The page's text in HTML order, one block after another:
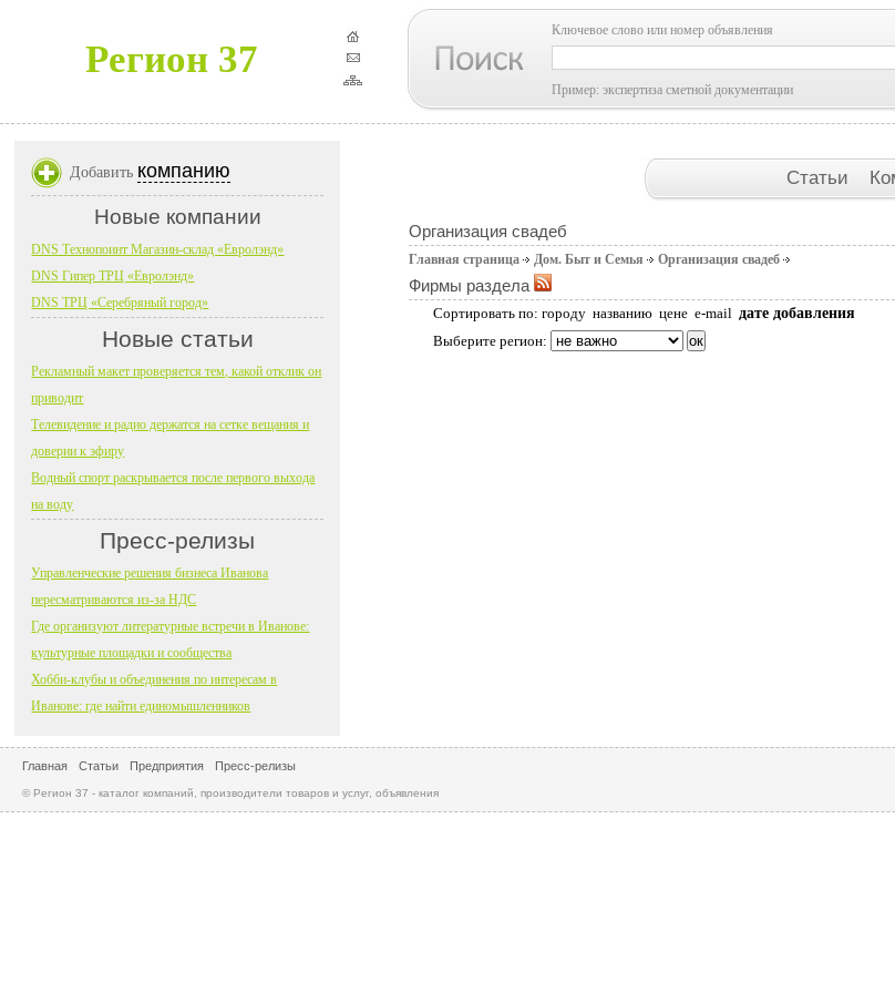
Регион 37
Ключевое слово или номер объявления
Пример: экспертиза сметной документации
Статьи
Организация свадеб
Главная страница Дом. Быт и Семья Организация свадеб
Фирмы раздела
Сортировать по: городу названию цене e-mail дате добавления
Выберите регион:
Добавить компанию
Новые компании
DNS Технопоинт Магазин-склад «Евролэнд»
DNS Гипер ТРЦ «Евролэнд»
DNS ТРЦ «Серебряный город»
Новые статьи
Рекламный макет проверяется тем, какой отклик он
приводит
Телевидение и радио держатся на сетке вещания и
доверии к эфиру
Водный спорт раскрывается после первого выхода
на воду
Пресс-релизы
Управленческие решения бизнеса Иванова
пересматриваются из-за НДС
Где организуют литературные встречи в Иванове:
культурные площадки и сообщества
Хобби-клубы и объединения по интересам в
Иванове: где найти единомышленников
Главная Статьи Предприятия Пресс-релизы
© Регион 37 - каталог компаний, производители товаров и услуг, объявления